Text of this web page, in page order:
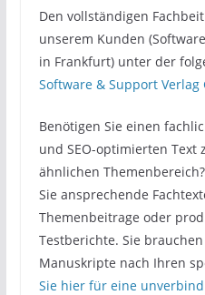
Den vollständigen
unserem Kunden
in Frankfurt) unter der
Software & Support Verlag
Benötigen Sie einen
und SEO-optimierten Text
ähnlichen
Sie ansprechende
Themenbeitrage oder
Testberichte. Sie
Manuskripte nach Ihren
Sie hier für eine